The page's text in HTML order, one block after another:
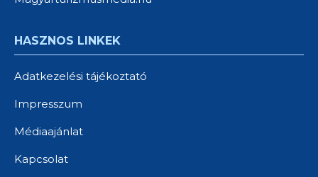
HASZNOS LINKEK
Adatkezelési tájékoztató
Impresszum
Médiaajánlat
Kapcsolat